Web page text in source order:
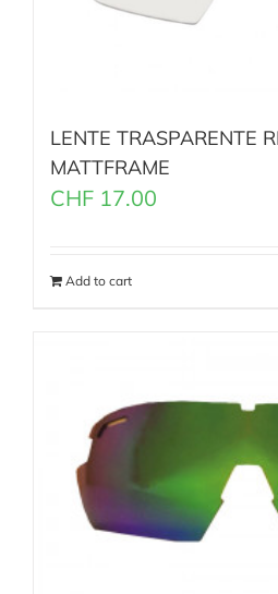
LENTE TRASPARENTE
MATTFRAME
CHF 17.00
Add to cart